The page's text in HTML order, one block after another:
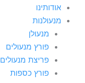
אודותינו
מנעולנות
מנעולן
פורץ מנעולים
פריצת מנעולים
פורץ כספות